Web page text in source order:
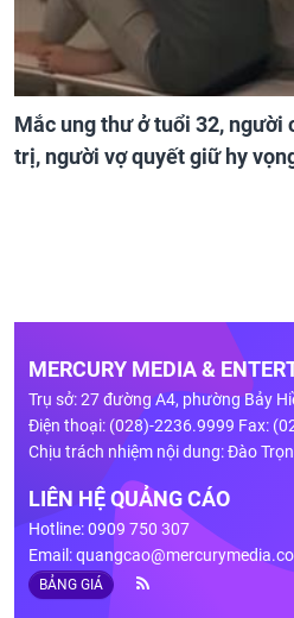
Mắc ung thư ở tuổi 32, người
trị, người vợ quyết giữ hy
MERCURY MEDIA &
Trụ sở: 27 đường A4, phường Bảy
Điện thoại: (028)-2236.9999 Fax:
Chịu trách nhiệm nội dung: Đào
LIÊN HỆ QUẢNG CÁO
Hotline: 0909 750 307
Email:
BẢNG GIÁ